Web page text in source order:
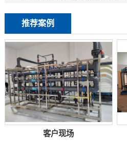
推荐案例
客户现场